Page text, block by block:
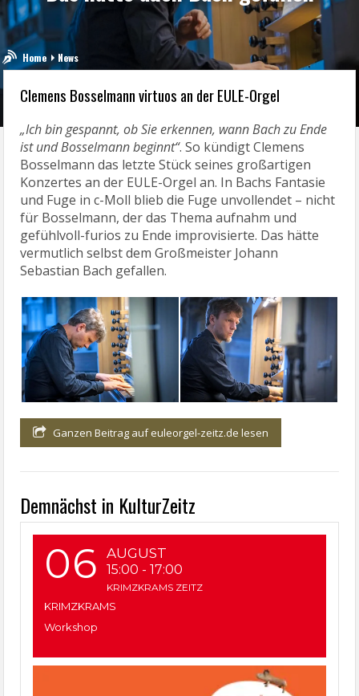
Home News
Clemens Bosselmann virtuos an der EULE-Orgel
„Ich bin gespannt, ob Sie erkennen, wann Bach zu Ende
ist und Bosselmann beginnt“. So kündigt Clemens
Bosselmann das letzte Stück seines großartigen
Konzertes an der EULE-Orgel an. In Bachs Fantasie
und Fuge in c-Moll blieb die Fuge unvollendet – nicht
für Bosselmann, der das Thema aufnahm und
gefühlvoll-furios zu Ende improvisierte. Das hätte
vermutlich selbst dem Großmeister Johann
Sebastian Bach gefallen.
Ganzen Beitrag auf euleorgel-zeitz.de lesen
Demnächst in KulturZeitz
06 AUGUST
15:00 -17:00
KRIMZKRAMS ZEITZ
KRIMZKRAMS
Workshop